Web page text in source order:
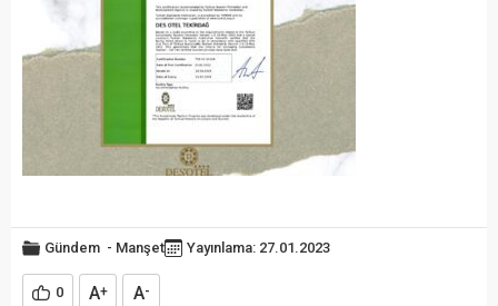
Gündem - Manşet Yayınlama: 27.01.2023
0 A+ A-